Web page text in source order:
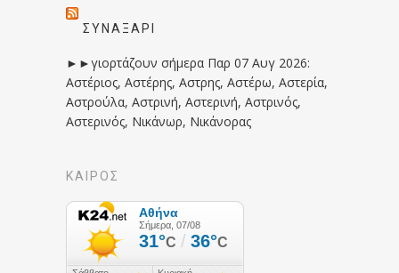
ΣΥΝΑΞΆΡΙ
►►γιορτάζουν σήμερα Παρ 07 Αυγ 2026:
Αστέριος, Αστέρης, Αστρης, Αστέρω, Αστερία,
Αστρούλα, Αστρινή, Αστερινή, Αστρινός,
Αστερινός, Νικάνωρ, Νικάνορας
ΚΑΙΡΟΣ